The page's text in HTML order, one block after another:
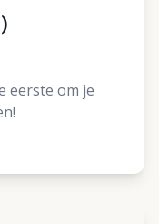
)
eerste om je